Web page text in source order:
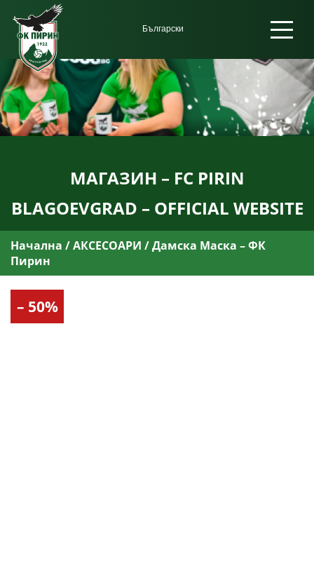
МАГАЗИН – FC PIRIN
BLAGOEVGRAD – OFFICIAL WEBSITE
Начална /АКСЕСОАРИ / Дамска Маска – ФК
Пирин
– 50%